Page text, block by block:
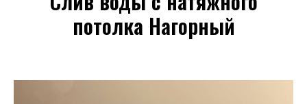
потолка Нагорный